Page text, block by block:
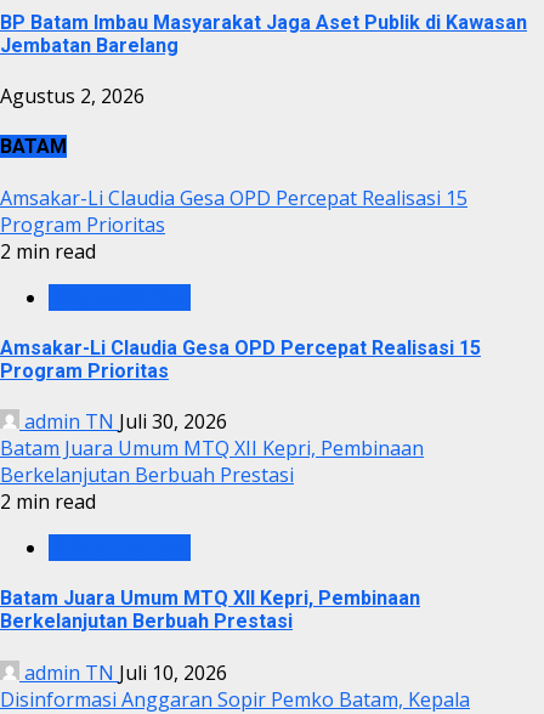
BP Batam Imbau Masyarakat Jaga Aset Publik di Kawasan
Jembatan Barelang
Agustus 2, 2026
BATAM
Amsakar-Li Claudia Gesa OPD Percepat Realisasi 15
Program Prioritas
2 min read
Amsakar-Li Claudia Gesa OPD Percepat Realisasi 15
Program Prioritas
admin TN Juli 30, 2026
Batam Juara Umum MTQ XII Kepri, Pembinaan
Berkelanjutan Berbuah Prestasi
2 min read
Batam Juara Umum MTQ XII Kepri, Pembinaan
Berkelanjutan Berbuah Prestasi
admin TN Juli 10, 2026
Disinformasi Anggaran Sopir Pemko Batam, Kepala